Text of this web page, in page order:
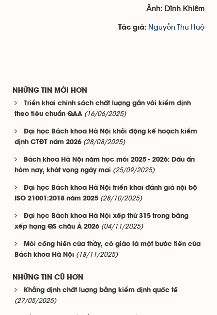
Ảnh: Dĩnh Khiêm
Tác giả: Nguyễn Thu Huệ
NHỮNG TIN MỚI HƠN
Triển khai chính sách chất lượng gắn với kiểm định
theo tiêu chuẩn QAA (16/06/2025)
Đại học Bách khoa Hà Nội khởi động kế hoạch kiểm
định CTĐT năm 2026 (28/08/2025)
Bách khoa Hà Nội năm học mới 2025 - 2026: Dấu ấn
hôm nay, khát vọng ngày mai (25/09/2025)
Đại học Bách khoa Hà Nội triển khai đánh giá nội bộ
ISO 21001:2018 năm 2025 (28/10/2025)
Đại học Bách khoa Hà Nội xếp thứ 315 trong bảng
xếp hạng QS châu Á 2026 (04/11/2025)
Mỗi cống hiến của thầy, cô giáo là một bước tiến của
Bách khoa Hà Nội (18/11/2025)
NHỮNG TIN CŨ HƠN
Khẳng định chất lượng bằng kiểm định quốc tế
(27/05/2025)